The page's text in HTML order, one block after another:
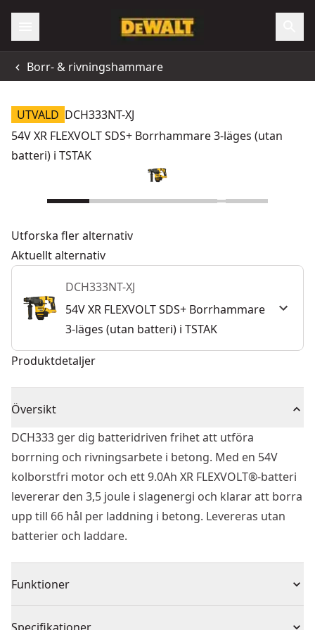
Borr- & rivningshammare
UTVALD DCH333NT-XJ
54V XR FLEXVOLT SDS+ Borrhammare 3-läges (utan
batteri) i TSTAK
Utforska fler alternativ
Aktuellt alternativ
DCH333NT-XJ
54V XR FLEXVOLT SDS+ Borrhammare
3-läges (utan batteri) i TSTAK
Produktdetaljer
Översikt
DCH333 ger dig batteridriven frihet att utföra
borrning och rivningsarbete i betong. Med en 54V
kolborstfri motor och ett 9.0Ah XR FLEXVOLT®-batteri
levererar den 3,5 joule i slagenergi och klarar att borra
upp till 66 hål per laddning i betong. Levereras utan
batterier och laddare.
Funktioner